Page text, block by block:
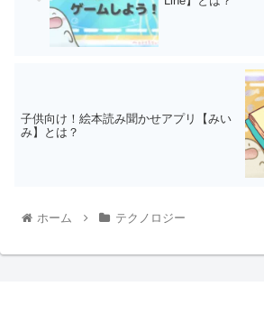
子供向け！絵本読み聞かせアプリ【みい
み】とは？
ホーム テクノロジー